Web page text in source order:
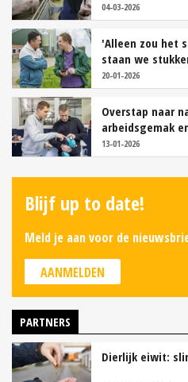
04-03-2026
'Alleen zou het
staan we
20-01-2026
Overstap naar
arbeidsgemak
13-01-2026
Blijf up to date!
Meld je aan voor de
AANMELDEN
PARTNERS
Dierlijk eiwit: